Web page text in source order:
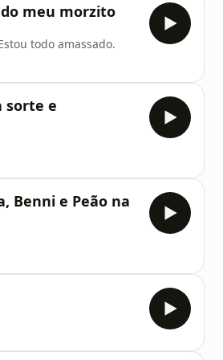
do meu morzito
todo amassado.
sorte e
Benni e Peão na